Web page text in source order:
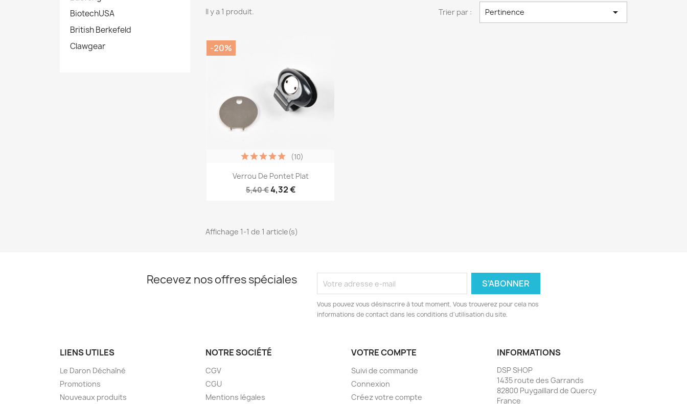
BiotechUSA
British Berkefeld
Clawgear
Il y a 1 produit. Trier par : Pertinence 
Aperçu rapide
Verrou De Pontet Plat
5,40 €4,32 €
(10)
-20%
Affichage 1-1 de 1 article(s)
Recevez nos offres spéciales
Vous pouvez vous désinscrire à tout moment. Vous trouverez pour cela nos
informations de contact dans les conditions d'utilisation du site.
LIENS UTILES
Le Daron Déchaîné
Promotions
Nouveaux produits
NOTRE SOCIÉTÉ
CGV
CGU
Mentions légales
VOTRE COMPTE
Suivi de commande
Connexion
Créez votre compte
INFORMATIONS
DSP SHOP
1435 route des Garrands
82800 Puygaillard de Quercy
France